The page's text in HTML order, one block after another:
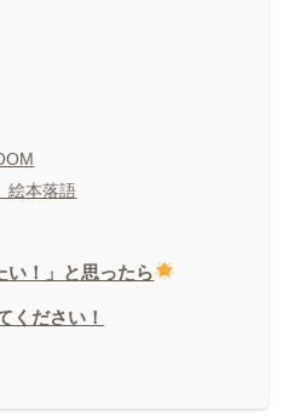
絵本落語
い！」と思ったら
ください！